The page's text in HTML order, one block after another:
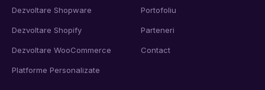
Dezvoltare Shopware
Dezvoltare Shopify
Dezvoltare WooCommerce
Platforme Personalizate
Portofoliu
Parteneri
Contact